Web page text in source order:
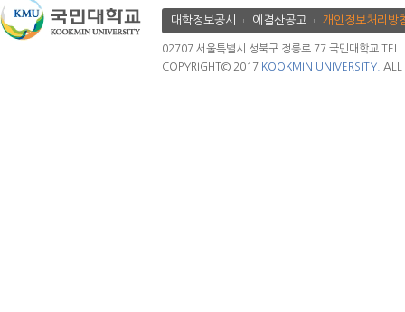
대학정보공시 에결산공고 개인정보처리방
02707 서울특별시 성북구 정릉로 77 국민대학교
COPYRIGHT© 2017 KOOKMIN UNIVERSITY. ALL